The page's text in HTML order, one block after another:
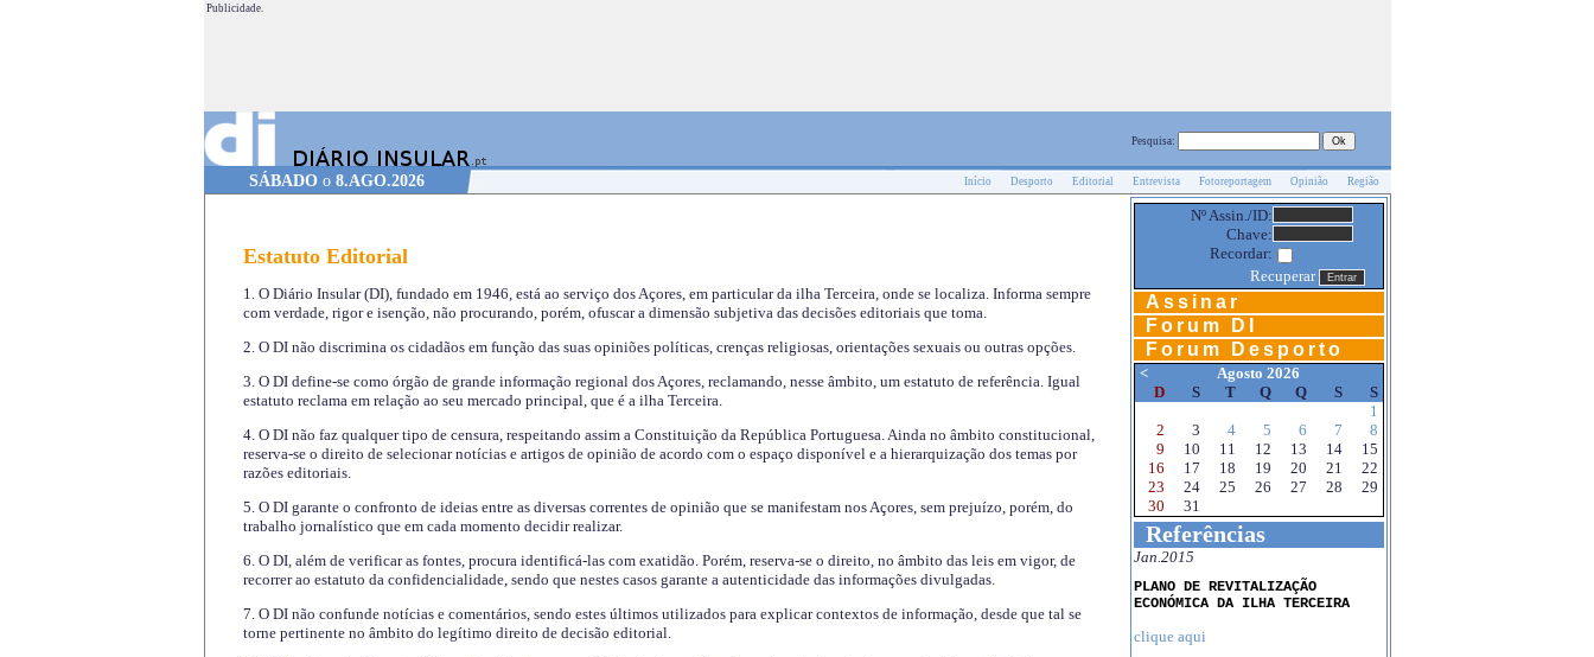
Publicidade.
Pesquisa:
SÁBADO o 8.AGO.2026 Início Desporto Editorial Entrevista Fotoreportagem Opinião Região
Estatuto Editorial
1. O Diário Insular (DI), fundado em 1946, está ao serviço dos Açores, em particular da ilha Terceira, onde se localiza. Informa sempre
com verdade, rigor e isenção, não procurando, porém, ofuscar a dimensão subjetiva das decisões editoriais que toma.
2. O DI não discrimina os cidadãos em função das suas opiniões políticas, crenças religiosas, orientações sexuais ou outras opções.
3. O DI define-se como órgão de grande informação regional dos Açores, reclamando, nesse âmbito, um estatuto de referência. Igual
estatuto reclama em relação ao seu mercado principal, que é a ilha Terceira.
4. O DI não faz qualquer tipo de censura, respeitando assim a Constituição da República Portuguesa. Ainda no âmbito constitucional,
reserva-se o direito de selecionar notícias e artigos de opinião de acordo com o espaço disponível e a hierarquização dos temas por
razões editoriais.
5. O DI garante o confronto de ideias entre as diversas correntes de opinião que se manifestam nos Açores, sem prejuízo, porém, do
trabalho jornalístico que em cada momento decidir realizar.
6. O DI, além de verificar as fontes, procura identificá-las com exatidão. Porém, reserva-se o direito, no âmbito das leis em vigor, de
recorrer ao estatuto da confidencialidade, sendo que nestes casos garante a autenticidade das informações divulgadas.
7. O DI não confunde notícias e comentários, sendo estes últimos utilizados para explicar contextos de informação, desde que tal se
torne pertinente no âmbito do legítimo direito de decisão editorial.
Nº Assin./ID:
Chave:
Recordar:
Recuperar
Assinar
Forum DI
Forum Desporto
<
Agosto 2026
D
S T Q Q S
S
1
2
3 4 5 6 7
8
9
10 11 12 13 14
15
16
17 18 19 20 21
22
23
24 25 26 27 28
29
30
31
Referências
Jan.2015
PLANO DE REVITALIZAÇÃO
ECONÓMICA DA ILHA TERCEIRA
clique aqui